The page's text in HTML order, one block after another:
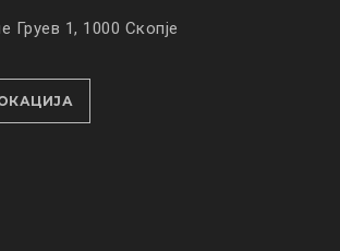
Груев 1, 1000 Скопје